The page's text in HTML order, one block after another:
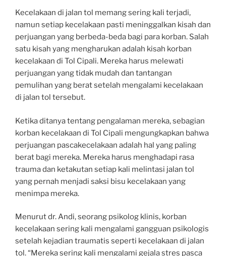
Kecelakaan di jalan tol memang sering kali terjadi,
namun setiap kecelakaan pasti meninggalkan kisah dan
perjuangan yang berbeda-beda bagi para korban. Salah
satu kisah yang mengharukan adalah kisah korban
kecelakaan di Tol Cipali. Mereka harus melewati
perjuangan yang tidak mudah dan tantangan
pemulihan yang berat setelah mengalami kecelakaan
di jalan tol tersebut.
Ketika ditanya tentang pengalaman mereka, sebagian
korban kecelakaan di Tol Cipali mengungkapkan bahwa
perjuangan pascakecelakaan adalah hal yang paling
berat bagi mereka. Mereka harus menghadapi rasa
trauma dan ketakutan setiap kali melintasi jalan tol
yang pernah menjadi saksi bisu kecelakaan yang
menimpa mereka.
Menurut dr. Andi, seorang psikolog klinis, korban
kecelakaan sering kali mengalami gangguan psikologis
setelah kejadian traumatis seperti kecelakaan di jalan
tol. “Mereka sering kali mengalami gejala stres pasca